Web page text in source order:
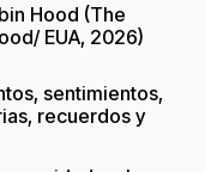
Hood (The
EUA, 2026)
sentimientos,
recuerdos y